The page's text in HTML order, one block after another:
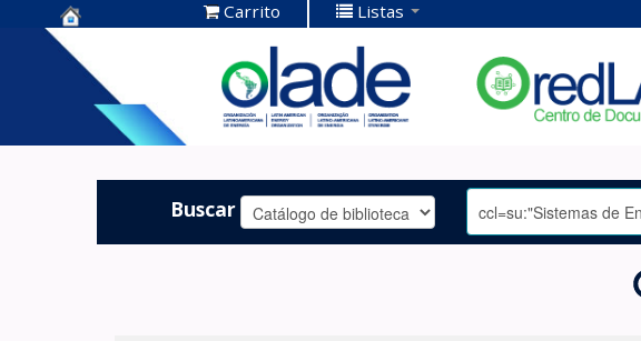
Centro de
Documentación
OLADE -
Carrito Listas
Buscar